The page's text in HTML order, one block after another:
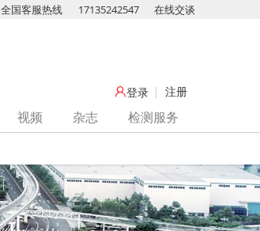
全国客服热线 17135242547 在线交谈
登录 注册
视频 杂志
检测服务